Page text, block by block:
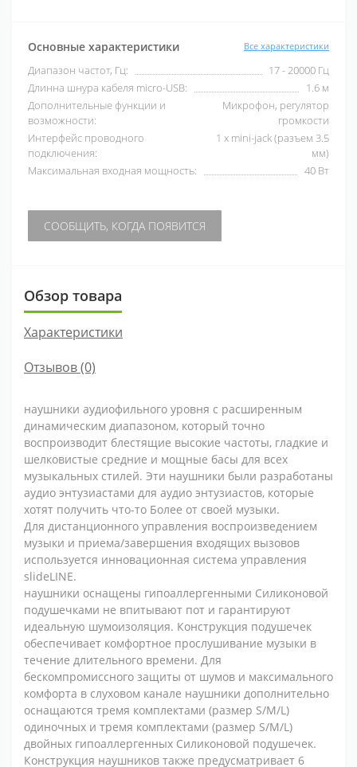
Основные характеристики Все характеристики
Диапазон частот, Гц:
17 - 20000 Гц
Длинна шнура кабеля micro-USB:
1.6 м
Дополнительные функции и
возможности:
Микрофон, регулятор
громкости
Интерфейс проводного
подключения:
1 x mini-jack (разъем 3.5
мм)
Максимальная входная мощность:
40 Вт
СООБЩИТЬ, КОГДА ПОЯВИТСЯ
Обзор товара
Характеристики
Отзывов (0)
наушники аудиофильного уровня с расширенным
динамическим диапазоном, который точно
воспроизводит блестящие высокие частоты, гладкие и
шелковистые средние и мощные басы для всех
музыкальных стилей. Эти наушники были разработаны
аудио энтузиастами для аудио энтузиастов, которые
хотят получить что-то Более от своей музыки.
Для дистанционного управления воспроизведением
музыки и приема/завершения входящих вызовов
используется инновационная система управления
slideLINE.
наушники оснащены гипоаллергенными Силиконовой
подушечками не впитывают пот и гарантируют
идеальную шумоизоляция. Конструкция подушечек
обеспечивает комфортное прослушивание музыки в
течение длительного времени. Для
бескомпромиссного защиты от шумов и максимального
комфорта в слуховом канале наушники дополнительно
оснащаются тремя комплектами (размер S/M/L)
одиночных и тремя комплектами (размер S/M/L)
двойных гипоаллергенных Силиконовой подушечек.
Конструкция наушников также предусматривает 6